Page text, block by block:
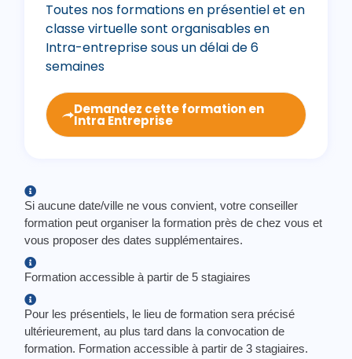
Toutes nos formations en présentiel et en
classe virtuelle sont organisables en
Intra-entreprise sous un délai de 6
semaines
Demandez cette formation en
Intra Entreprise
Si aucune date/ville ne vous convient, votre conseiller
formation peut organiser la formation près de chez vous et
vous proposer des dates supplémentaires.
Formation accessible à partir de 5 stagiaires
Pour les présentiels, le lieu de formation sera précisé
ultérieurement, au plus tard dans la convocation de
formation. Formation accessible à partir de 3 stagiaires.